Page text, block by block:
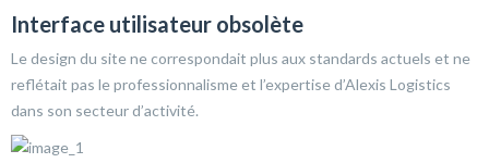
Interface utilisateur obsolète
Le design du site ne correspondait plus aux standards actuels et ne
reflétait pas le professionnalisme et l’expertise d’Alexis Logistics
dans son secteur d’activité.